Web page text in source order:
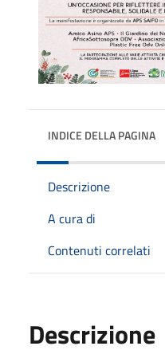
INDICE DELLA PAGINA
Descrizione
A cura di
Contenuti correlati
Descrizione